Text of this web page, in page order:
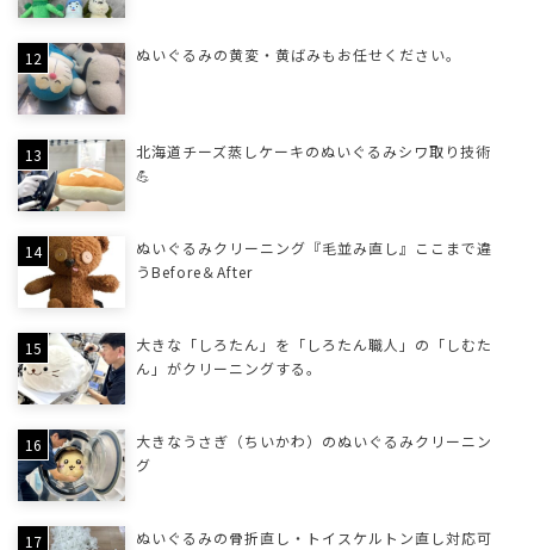
ぬいぐるみの黄変・黄ばみもお任せください。
北海道チーズ蒸しケーキのぬいぐるみシワ取り技術
💪
ぬいぐるみクリーニング『毛並み直し』ここまで違
うBefore＆After
大きな「しろたん」を「しろたん職人」の「しむた
ん」がクリーニングする。
大きなうさぎ（ちいかわ）のぬいぐるみクリーニン
グ
ぬいぐるみの骨折直し・トイスケルトン直し対応可